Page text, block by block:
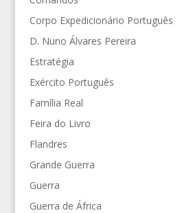
Corpo Expedicionário Português
D. Nuno Álvares Pereira
Estratégia
Exército Português
Família Real
Feira do Livro
Flandres
Grande Guerra
Guerra
Guerra de África